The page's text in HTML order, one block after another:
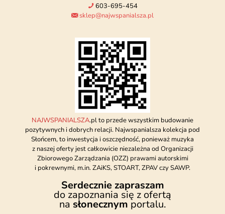
603-695-454
sklep@najwspanialsza.pl
NAJWSPANIALSZA.pl to przede wszystkim budowanie
pozytywnych i dobrych relacji. Najwspanialsza kolekcja pod
Słońcem, to inwestycja i oszczędność, ponieważ muzyka
z naszej oferty jest całkowicie niezależna od Organizacji
Zbiorowego Zarządzania (OZZ) prawami autorskimi
i pokrewnymi, m.in. ZAiKS, STOART, ZPAV czy SAWP.
Serdecznie zapraszam
do zapoznania się z ofertą
na słonecznym portalu.